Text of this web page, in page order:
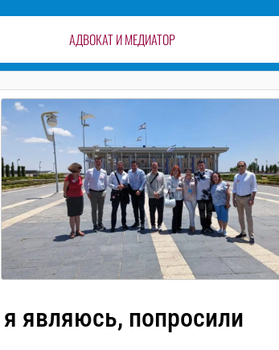
АДВОКАТ И МЕДИАТОР
являюсь, попросили